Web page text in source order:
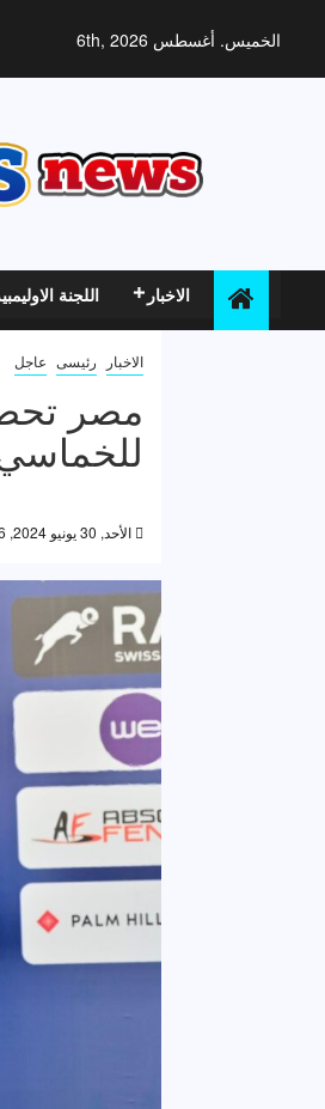
الخميس. أغسطس 6th, 2026
الاخبار اللجنة
الاخبار رئيسى عاجل
مصر
الأحد, 30 يونيو 2024, 7:06 م